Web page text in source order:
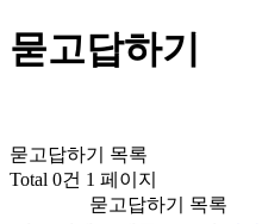
묻고답하기
묻고답하기 목록
Total 0건 1 페이지
묻고답하기 목록